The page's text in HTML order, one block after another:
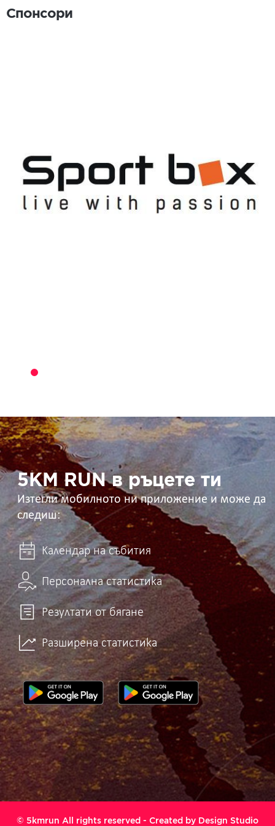
Спонсори
5KM
RUN
в
ръцете
ти 5KM RUN в ръцете ти
Изтегли мобилното ни приложение и може да
следиш:
Календар на събития
Персонална статистика
Резултати от бягане
Разширена статистика
© 5kmrun All rights reserved - Created by Design Studio